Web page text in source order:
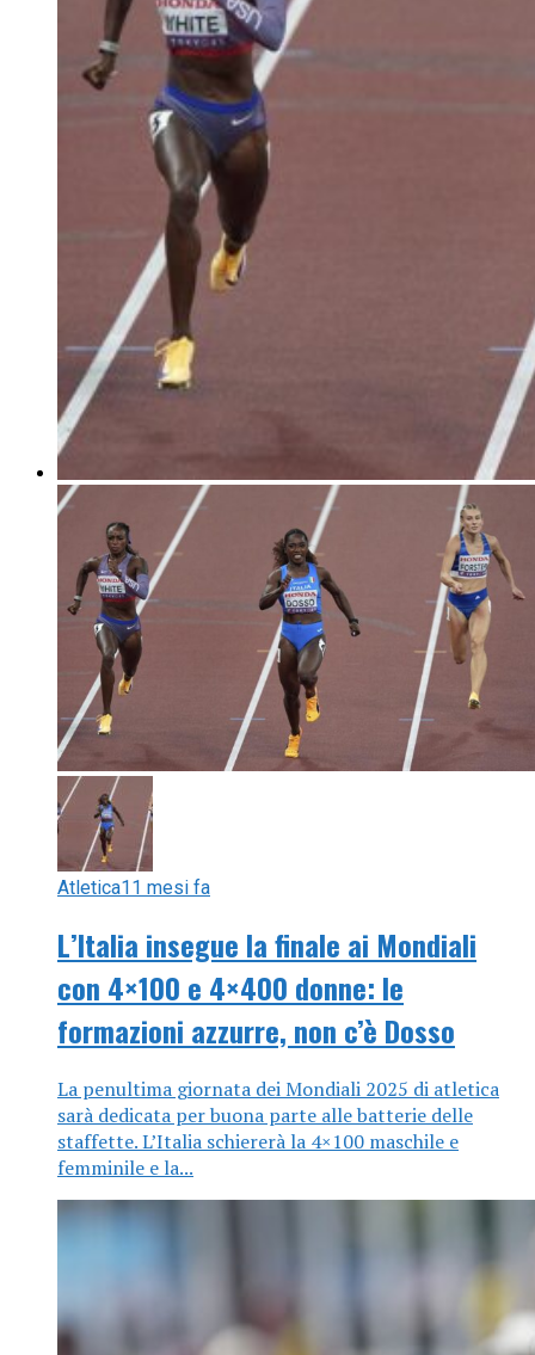
Atletica11 mesi fa
L’Italia insegue la finale ai Mondiali
con 4×100 e 4×400 donne: le
formazioni azzurre, non c’è Dosso
La penultima giornata dei Mondiali 2025 di atletica
sarà dedicata per buona parte alle batterie delle
staffette. L’Italia schiererà la 4×100 maschile e
femminile e la...